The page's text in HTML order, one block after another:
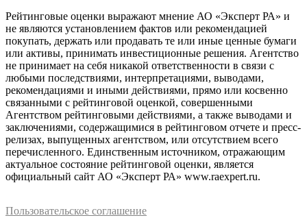
Рейтинговые оценки выражают мнение АО «Эксперт РА» и
не являются установлением фактов или рекомендацией
покупать, держать или продавать те или иные ценные бумаги
или активы, принимать инвестиционные решения. Агентство
не принимает на себя никакой ответственности в связи с
любыми последствиями, интерпретациями, выводами,
рекомендациями и иными действиями, прямо или косвенно
связанными с рейтинговой оценкой, совершенными
Агентством рейтинговыми действиями, а также выводами и
заключениями, содержащимися в рейтинговом отчете и пресс-
релизах, выпущенных агентством, или отсутствием всего
перечисленного. Единственным источником, отражающим
актуальное состояние рейтинговой оценки, является
официальный сайт АО «Эксперт РА» www.raexpert.ru.
Пользовательское соглашение